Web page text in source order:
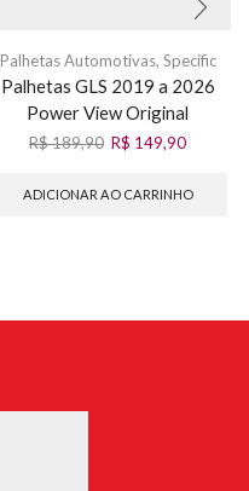
Palhetas Automotivas, Specific
Palhetas GLS 2019 a 2026
Power View Original
R$189,90 R$ 149,90
ADICIONAR AO CARRINHO